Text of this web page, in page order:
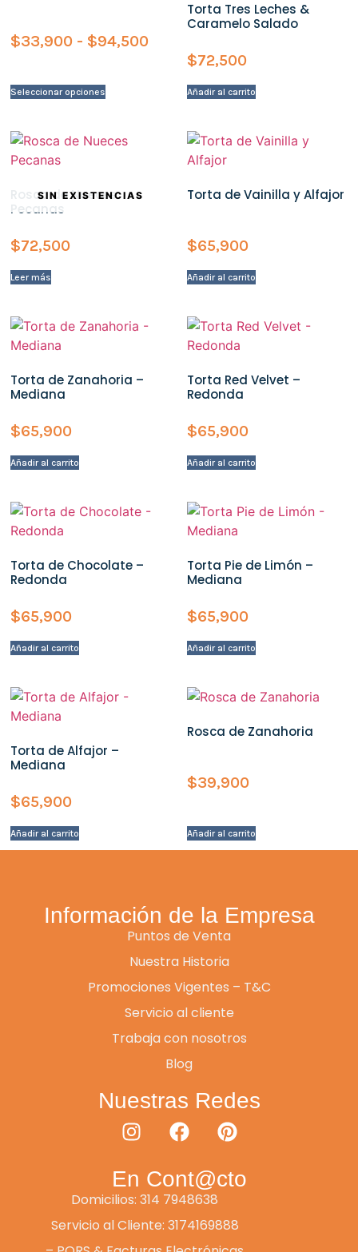
$33,900 - $94,500
Seleccionar opciones
Torta Tres Leches &
Caramelo Salado
$72,500
Añadir al carrito
Rosca de Nueces
Pecanas
$72,500
Leer más
Torta de Vainilla y Alfajor
$65,900
Añadir al carrito
Torta de Zanahoria –
Mediana
$65,900
Añadir al carrito
Torta Red Velvet –
Redonda
$65,900
Añadir al carrito
Torta de Chocolate –
Redonda
$65,900
Añadir al carrito
Torta Pie de Limón –
Mediana
$65,900
Añadir al carrito
Torta de Alfajor –
Mediana
$65,900
Añadir al carrito
Rosca de Zanahoria
$39,900
Añadir al carrito
Información de la Empresa
Puntos de Venta
Nuestra Historia
Promociones Vigentes – T&C
Servicio al cliente
Trabaja con nosotros
Blog
Nuestras Redes
En Cont@cto
Domicilios: 314 7948638
Servicio al Cliente: 3174169888